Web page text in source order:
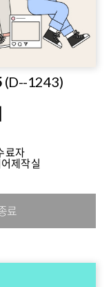
(D--1243)
료자
제작실
료